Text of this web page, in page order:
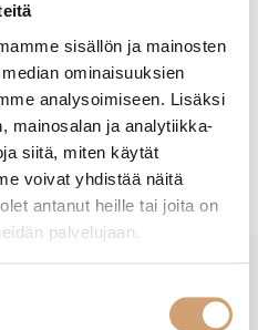
sisällön ja mainosten
ominaisuuksien
analysoimiseen. Lisäksi
mainosalan ja analytiikka-
siitä, miten käytät
voivat yhdistää näitä
antanut heille tai joita on
palvelujaan.